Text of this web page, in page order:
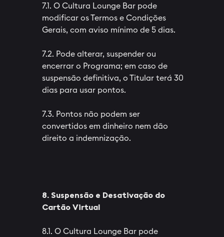
7.1. O Cultura Lounge Bar pode
modificar os Termos e Condições
Gerais, com aviso mínimo de 5 dias.
7.2. Pode alterar, suspender ou
encerrar o Programa; em caso de
suspensão definitiva, o Titular terá 30
dias para usar pontos.
7.3. Pontos não podem ser
convertidos em dinheiro nem dão
direito a indemnização.
8. Suspensão e Desativação do
Cartão Virtual
8.1. O Cultura Lounge Bar pode